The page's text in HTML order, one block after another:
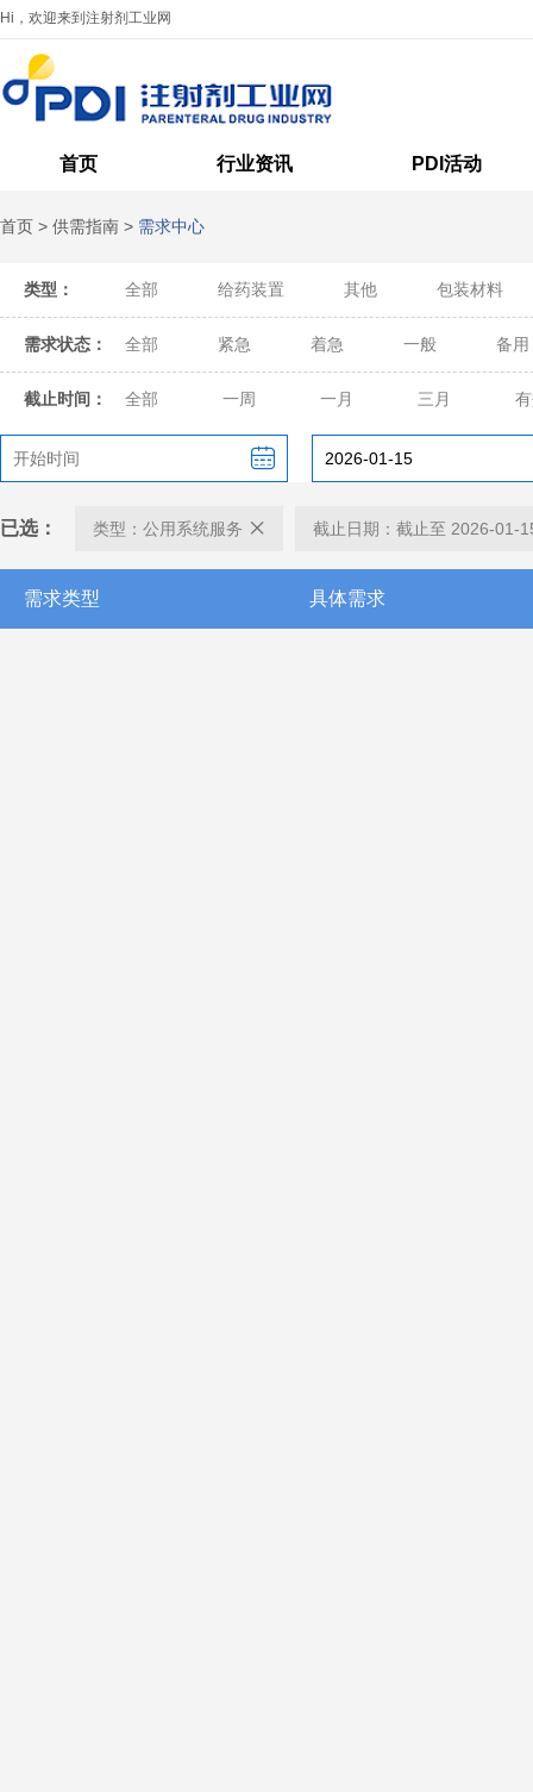
Hi，欢迎来到注射剂工业网
首页 行业资讯 PDI活动
首页 > 供需指南 > 需求中心
类型： 全部 给药装置 其他 包装材料
需求状态： 全部 紧急 着急 一般 备用
截止时间： 全部 一周 一月 三月
已选： 类型：公用系统服务 截止日期：截止至 2026-01-
需求类型 具体需求